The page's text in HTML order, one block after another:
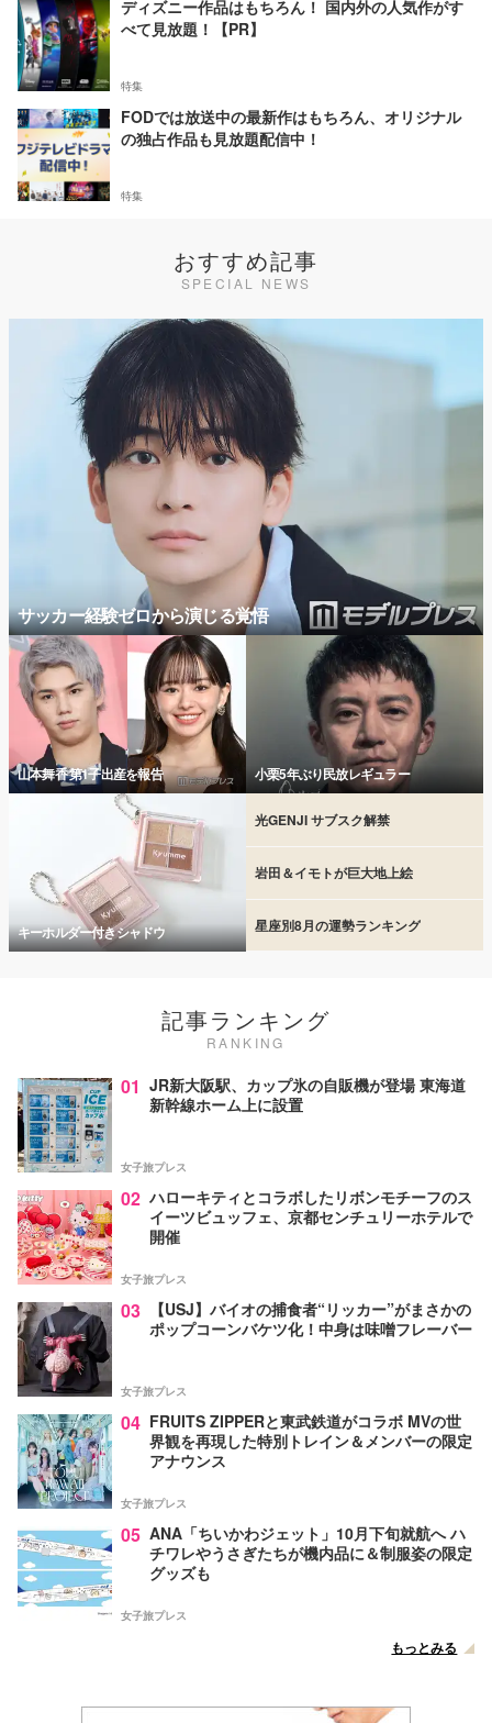
ディズニー作品はもちろん！ 国内外の人気作がす
べて見放題！【PR】
特集
FODでは放送中の最新作はもちろん、オリジナル
の独占作品も見放題配信中！
特集
おすすめ記事
SPECIAL NEWS
サッカー経験ゼロから演じる覚悟
山本舞香 第1子出産を報告 小栗5年ぶり民放レギュラー
キーホルダー付きシャドウ
光GENJI サブスク解禁
岩田＆イモトが巨大地上絵
星座別8月の運勢ランキング
記事ランキング
RANKING
01 JR新大阪駅、カップ氷の自販機が登場 東海道
新幹線ホーム上に設置
女子旅プレス
02 ハローキティとコラボしたリボンモチーフのス
イーツビュッフェ、京都センチュリーホテルで
開催
女子旅プレス
03
【USJ】バイオの捕食者“リッカー”がまさかの
ポップコーンバケツ化！中身は味噌フレーバー
女子旅プレス
04 FRUITS ZIPPERと東武鉄道がコラボ MVの世
界観を再現した特別トレイン＆メンバーの限定
アナウンス
女子旅プレス
05 ANA「ちいかわジェット」10月下旬就航へ ハ
チワレやうさぎたちが機内品に＆制服姿の限定
グッズも
女子旅プレス
もっとみる